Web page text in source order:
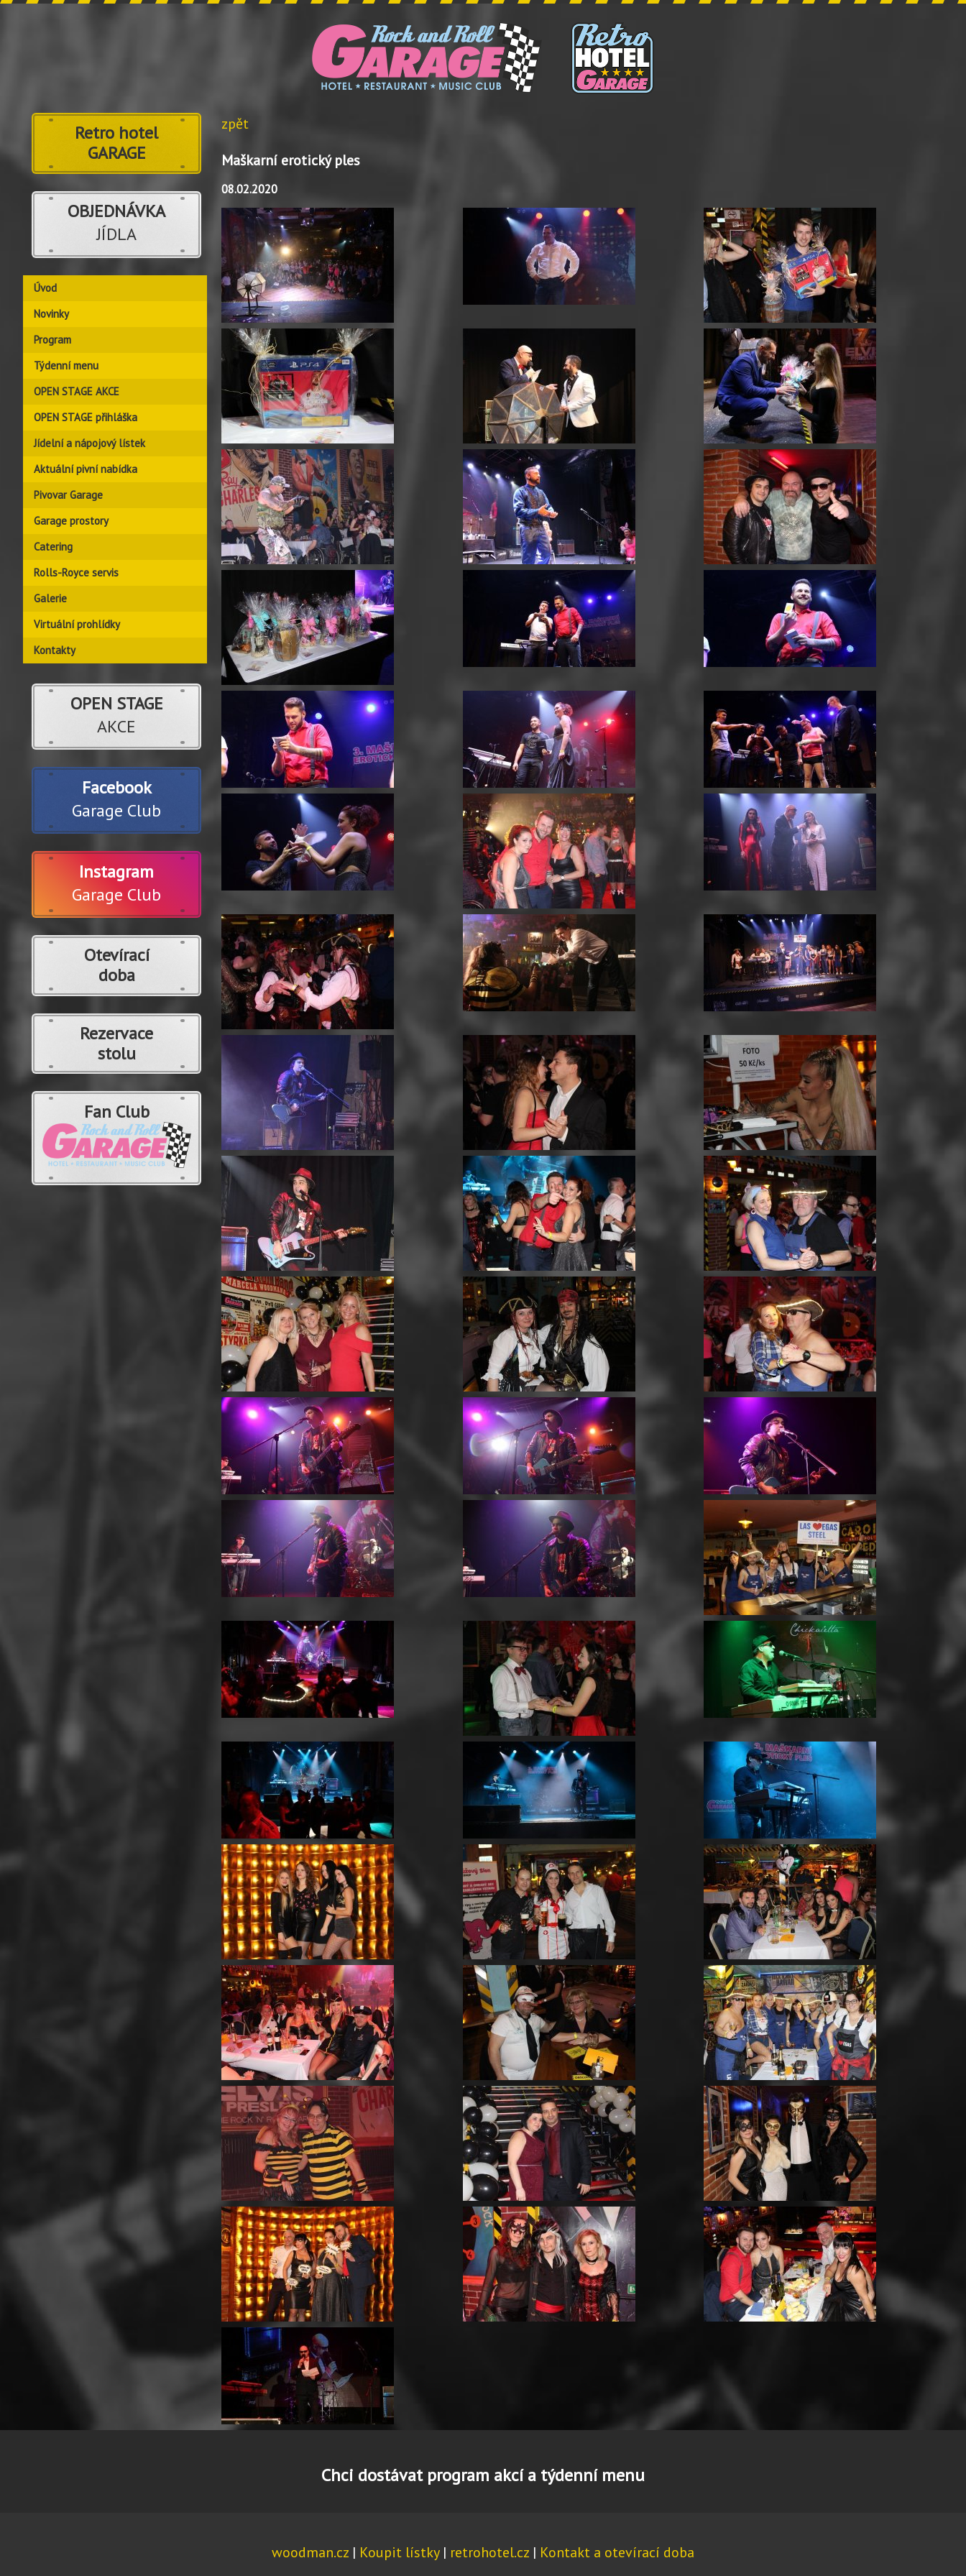
Retro hotel
GARAGE
OBJEDNÁVKA
JÍDLA
Úvod
Novinky
Program
Týdenní menu
OPEN STAGE AKCE
OPEN STAGE přihláška
Jídelní a nápojový lístek
Aktuální pivní nabídka
Pivovar Garage
Garage prostory
Catering
Rolls-Royce servis
Galerie
Virtuální prohlídky
Kontakty
OPEN STAGE
AKCE
Facebook
Garage Club
Instagram
Garage Club
Otevírací
doba
Rezervace
stolu
Fan Club
zpět
Maškarní erotický ples
08.02.2020
Chci dostávat program akcí a týdenní menu
woodman.cz | Koupit lístky| retrohotel.cz | Kontakt a otevírací doba